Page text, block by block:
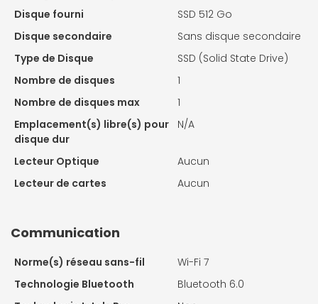
Disque fourni
SSD 512 Go
Disque secondaire
Sans disque secondaire
Type de Disque
SSD (Solid State Drive)
Nombre de disques
1
Nombre de disques max
1
Emplacement(s) libre(s) pour
disque dur
N/A
Lecteur Optique
Aucun
Lecteur de cartes
Aucun
Communication
Norme(s) réseau sans-fil
Wi-Fi 7
Technologie Bluetooth
Bluetooth 6.0